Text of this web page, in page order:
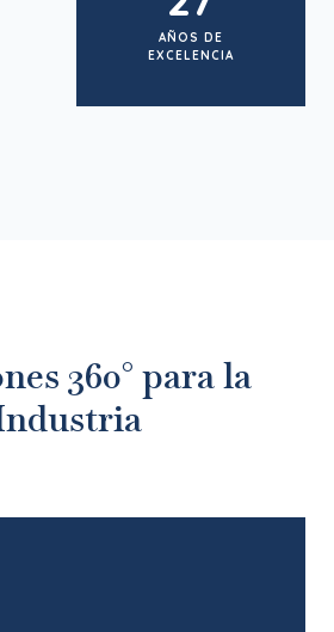
AÑOS DE
EXCELENCIA
360° para la